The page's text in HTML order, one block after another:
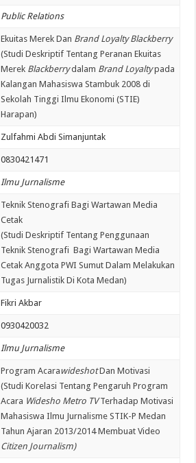
Public Relations
Ekuitas Merek Dan Brand Loyalty Blackberry
(Studi Deskriptif Tentang Peranan Ekuitas
Merek Blackberrydalam Brand Loyaltypada
Kalangan Mahasiswa Stambuk 2008 di
Sekolah Tinggi Ilmu Ekonomi (STIE)
Harapan)
Zulfahmi Abdi Simanjuntak
0830421471
Ilmu Jurnalisme
Teknik Stenografi Bagi Wartawan Media
Cetak
(Studi Deskriptif Tentang Penggunaan
Teknik Stenografi Bagi Wartawan Media
Cetak Anggota PWI Sumut Dalam Melakukan
Tugas Jurnalistik Di Kota Medan)
Fikri Akbar
0930420032
Ilmu Jurnalisme
Program Acara wideshotDan Motivasi
(Studi Korelasi Tentang Pengaruh Program
Acara Widesho Metro TVTerhadap Motivasi
Mahasiswa Ilmu Jurnalisme STIK-P Medan
Tahun Ajaran 2013/2014 Membuat Video
Citizen Journalism)